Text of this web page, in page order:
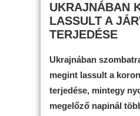
UKRAJNÁBAN
LASSULT A
TERJEDÉSE
Ukrajnában
megint lassult a
terjedése, mintegy
megelőző napinál